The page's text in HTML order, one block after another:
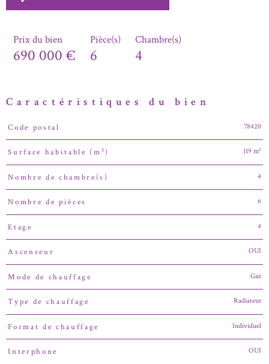
Prix du bien
690 000 €
Pièce(s)
6
Chambre(s)
4
Caractéristiques du bien
Caractéristiques Valeurs
Code postal 78420
Surface habitable (m²) 119 m²
Nombre de chambre(s) 4
Nombre de pièces 6
Etage 4
Ascenseur OUI
Mode de chauffage Gaz
Type de chauffage Radiateur
Format de chauffage Individuel
Interphone OUI